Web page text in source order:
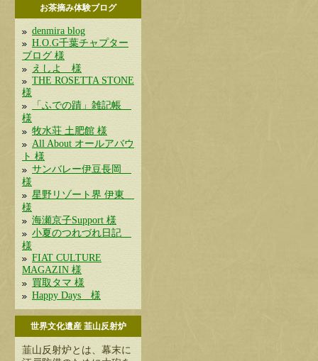
お茶摘み体験ブログ
denmira blog
H.O.G千葉チャプター
ブログ 様
えしよ 様
THE ROSETTA STONE
様
「ふでの蹟」雑記帳
様
牧水荘 土肥館 様
All About オールアバウ
ト 様
サンバレー伊豆長岡
様
星野リゾート界 伊東
様
海瀬京子Support 様
小夏のつれづれ日記
様
FIAT CULTURE
MAGAZIN 様
買取タマ 様
Happy Days 様
世界文化遺産 韮山反射炉
韮山反射炉とは、幕末に